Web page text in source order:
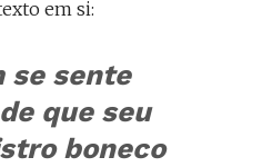
em si:
se sente
que seu
boneco